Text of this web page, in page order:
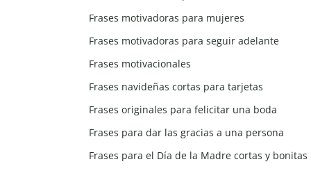
Frases motivadoras para mujeres
Frases motivadoras para seguir adelante
Frases motivacionales
Frases navideñas cortas para tarjetas
Frases originales para felicitar una boda
Frases para dar las gracias a una persona
Frases para el Día de la Madre cortas y bonitas